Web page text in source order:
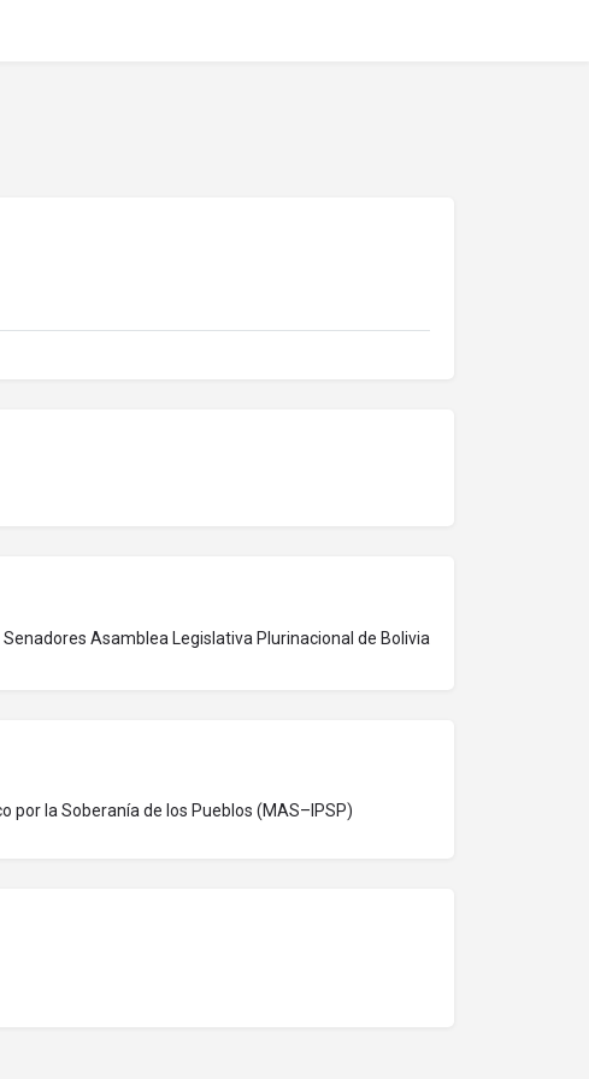
Asamblea Legislativa Plurinacional de Bolivia
por la Soberanía de los Pueblos (MAS–IPSP)